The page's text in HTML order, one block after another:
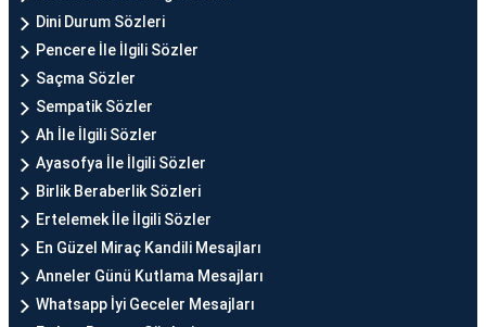
Dini Durum Sözleri
Pencere İle İlgili Sözler
Saçma Sözler
Sempatik Sözler
Ah İle İlgili Sözler
Ayasofya İle İlgili Sözler
Birlik Beraberlik Sözleri
Ertelemek İle İlgili Sözler
En Güzel Miraç Kandili Mesajları
Anneler Günü Kutlama Mesajları
Whatsapp İyi Geceler Mesajları